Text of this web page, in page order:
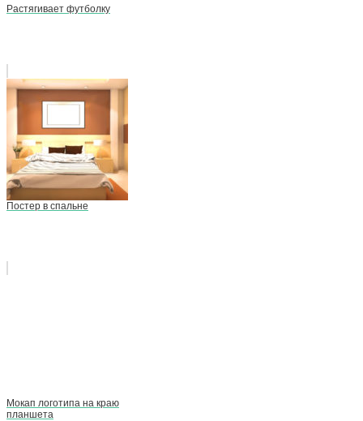
Растягивает футболку
Постер в спальне
Мокап логотипа на краю
планшета